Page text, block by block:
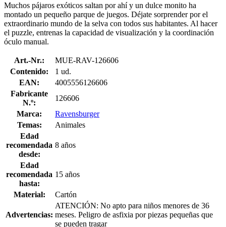
Muchos pájaros exóticos saltan por ahí y un dulce monito ha
montado un pequeño parque de juegos. Déjate sorprender por el
extraordinario mundo de la selva con todos sus habitantes. Al hacer
el puzzle, entrenas la capacidad de visualización y la coordinación
óculo manual.
Art.-Nr.:
MUE-RAV-126606
Contenido:
1 ud.
EAN:
4005556126606
Fabricante
N.º:
126606
Marca:
Ravensburger
Temas:
Animales
Edad
recomendada
desde:
8 años
Edad
recomendada
hasta:
15 años
Material: Cartón
Advertencias:
ATENCIÓN: No apto para niños menores de 36
meses. Peligro de asfixia por piezas pequeñas que
se pueden tragar